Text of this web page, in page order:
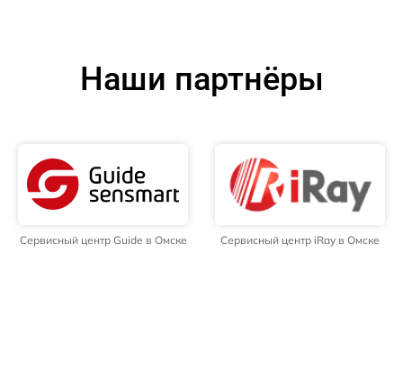
Наши партнёры
Сервисный центр Guide в Омске Сервисный центр iRay в Омске